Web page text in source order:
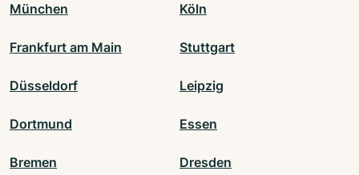
München Köln
Frankfurt am Main Stuttgart
Düsseldorf Leipzig
Dortmund Essen
Bremen Dresden